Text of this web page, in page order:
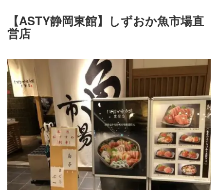
【ASTY静岡東館】しずおか魚市場直
営店